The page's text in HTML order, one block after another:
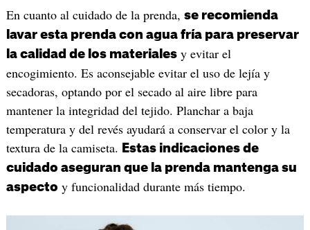
En cuanto al cuidado de la prenda, se recomienda
lavar esta prenda con agua fría para preservar
la calidad de los materialesy evitar el
encogimiento. Es aconsejable evitar el uso de lejía y
secadoras, optando por el secado al aire libre para
mantener la integridad del tejido. Planchar a baja
temperatura y del revés ayudará a conservar el color y la
textura de la camiseta.
Estas indicaciones de
cuidado aseguran que la prenda mantenga su
aspecto y funcionalidad durante más tiempo.